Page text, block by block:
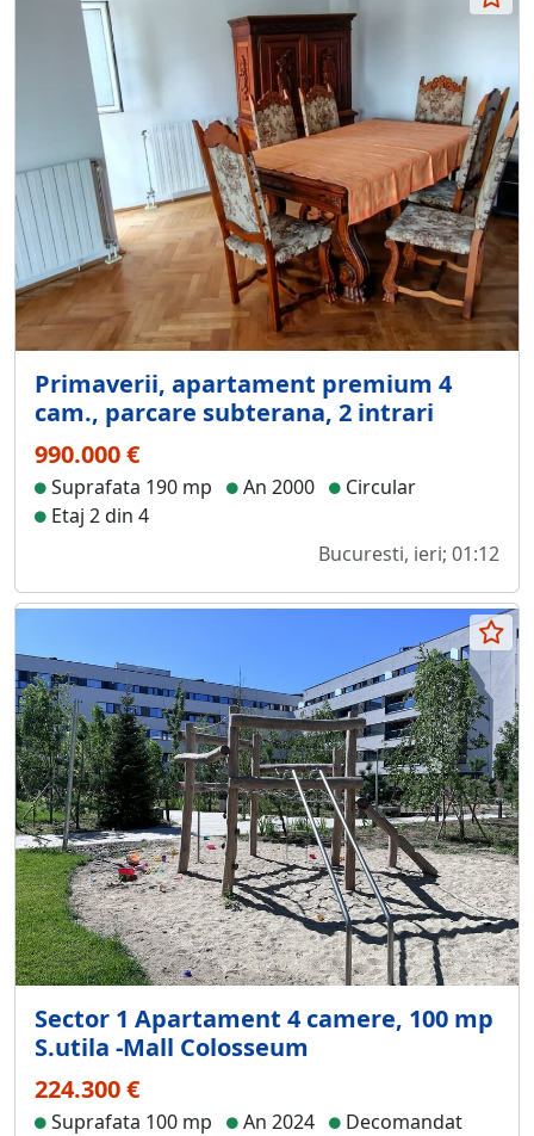
Primaverii, apartament premium 4
cam., parcare subterana, 2 intrari
990.000 €
Suprafata 190 mp An 2000
Circular
Etaj 2 din 4
Bucuresti, ieri; 01:12
Sector 1 Apartament 4 camere, 100 mp
S.utila -Mall Colosseum
224.300 €
Suprafata 100 mp An 2024
Decomandat